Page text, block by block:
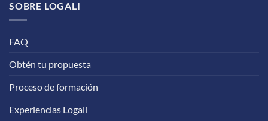
SOBRE LOGALI
FAQ
Obtén tu propuesta
Proceso de formación
Experiencias Logali